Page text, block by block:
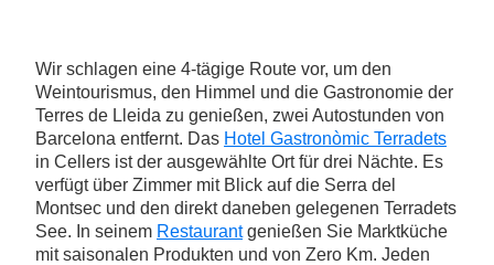
Wir schlagen eine 4-tägige Route vor, um den
Weintourismus, den Himmel und die Gastronomie der
Terres de Lleida zu genießen, zwei Autostunden von
Barcelona entfernt. Das Hotel Gastronòmic Terradets
in Cellers ist der ausgewählte Ort für drei Nächte. Es
verfügt über Zimmer mit Blick auf die Serra del
Montsec und den direkt daneben gelegenen Terradets
See. In seinem Restaurantgenießen Sie Marktküche
mit saisonalen Produkten und von Zero Km. Jeden